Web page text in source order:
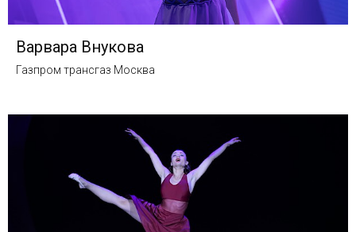
Варвара Внукова
Газпром трансгаз Москва